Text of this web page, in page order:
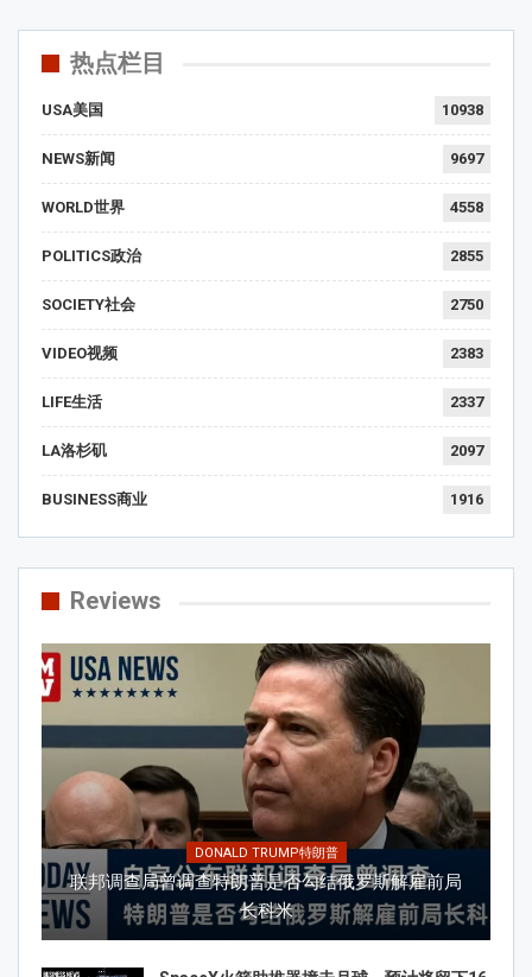
热点栏目
USA美国 10938
NEWS新闻 9697
WORLD世界 4558
POLITICS政治 2855
SOCIETY社会 2750
VIDEO视频 2383
LIFE生活 2337
LA洛杉矶 2097
BUSINESS商业 1916
Reviews
DONALD TRUMP特朗普
联邦调查局曾调查特朗普是否勾结俄罗斯解雇前局
长科米